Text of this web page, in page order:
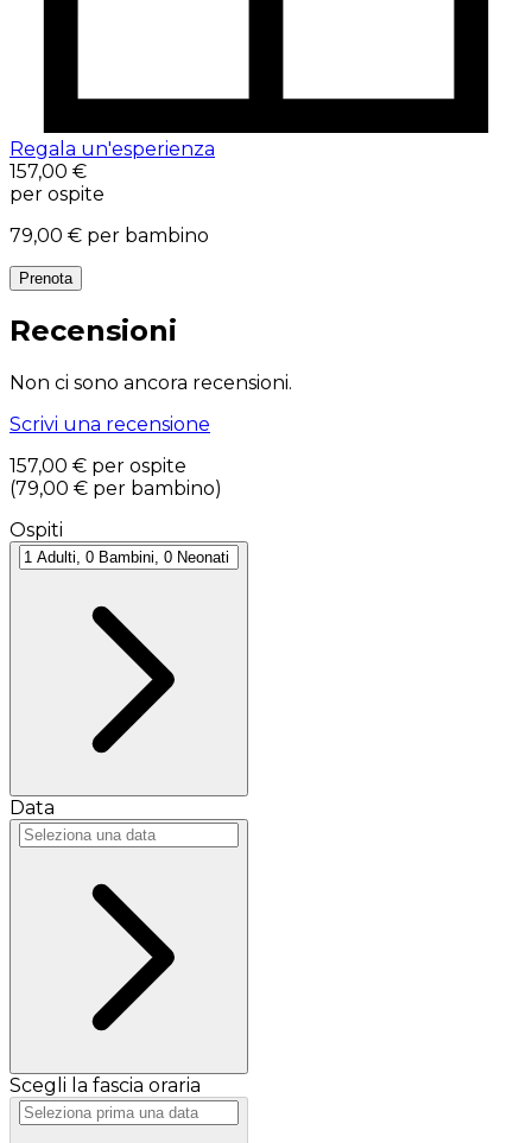
Regala un'esperienza
157,00 €
per ospite
79,00 € per bambino
Prenota
Recensioni
Non ci sono ancora recensioni.
Scrivi una recensione
157,00 € per ospite
(79,00 € per bambino)
Ospiti
Data
Scegli la fascia oraria